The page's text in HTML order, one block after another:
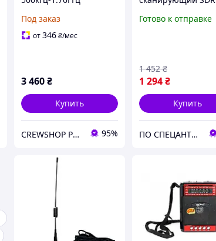
антенной
Под заказ
от346₴/мес
3 460₴
Купить
CREWSHOP PRO 95%
- 1.7 ГГц RTL2832U
Готово к отправке
1 294₴
1 452 ₴
Купить
ПО СПЕЦАНТЕНИ Зв'язок без перешкод!